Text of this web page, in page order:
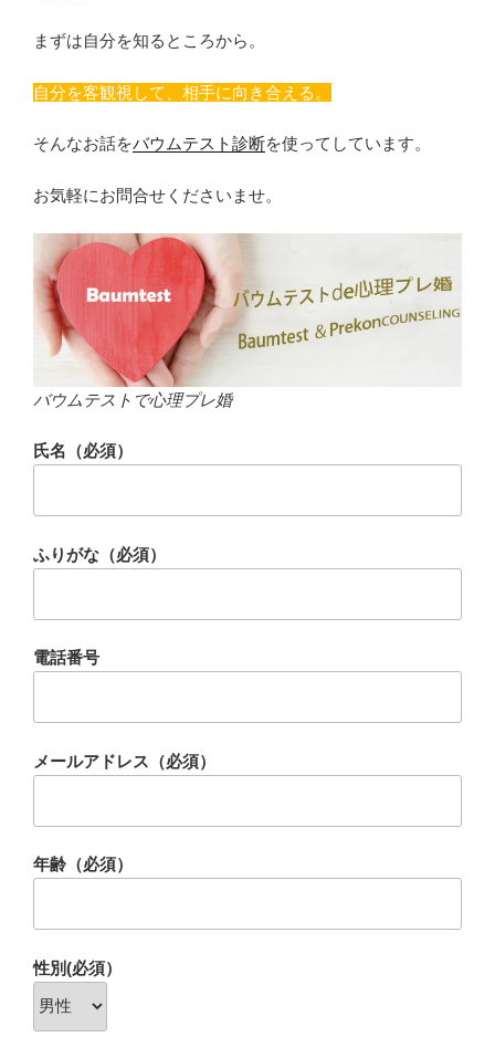
まずは自分を知るところから。
自分を客観視して、相手に向き合える。
そんなお話をバウムテスト診断を使ってしています。
お気軽にお問合せくださいませ。
バウムテストで心理プレ婚
氏名（必須）
ふりがな（必須）
電話番号
メールアドレス（必須）
年齢（必須）
性別(必須）